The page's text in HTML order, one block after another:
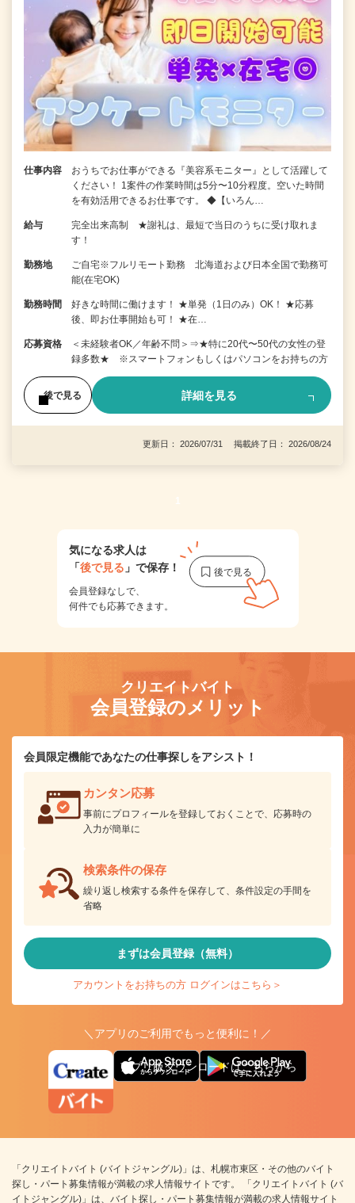
仕事内容
おうちでお仕事ができる『美容系モニター』として活躍して
ください！ 1案件の作業時間は5分〜10分程度。空いた時間
を有効活用できるお仕事です。 ◆【いろん…
給与
完全出来高制 ★謝礼は、最短で当日のうちに受け取れま
す！
勤務地
ご自宅※フルリモート勤務 北海道および日本全国で勤務可
能(在宅OK)
勤務時間
好きな時間に働けます！ ★単発（1日のみ）OK！ ★応募
後、即お仕事開始も可！ ★在…
応募資格
＜未経験者OK／年齢不問＞⇒★特に20代〜50代の女性の登
録多数★ ※スマートフォンもしくはパソコンをお持ちの方
後で見る 詳細を見る
更新日： 2026/07/31 掲載終了日： 2026/08/24
1
気になる求人は
「後で見る 」で保存！
会員登録なしで、
何件でも応募できます。
クリエイトバイト
会員登録のメリット
会員限定機能であなたの仕事探しをアシスト！
カンタン応募
事前にプロフィールを登録しておくことで、応募時の
入力が簡単に
検索条件の保存
繰り返し検索する条件を保存して、条件設定の手間を
省略
まずは会員登録（無料）
アカウントをお持ちの方 ログインはこちら＞
＼アプリのご利用でもっと便利に！／
アプリ版ダウンロードはこちらから
「クリエイトバイト (バイトジャングル)」は、札幌市東区・その他のバイト
探し・パート募集情報が満載の求人情報サイトです。 「クリエイトバイト (バ
イトジャングル)」は、バイト探し・パート募集情報が満載の求人情報サイト